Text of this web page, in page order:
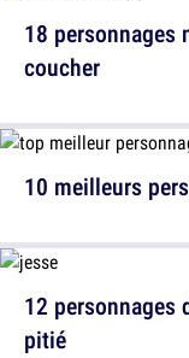
10 meilleurs
18 personnages
coucher
12 personnages
pitié